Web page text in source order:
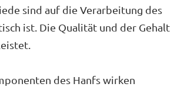
sind auf die Verarbeitung des
ist. Die Qualität und der Gehalt
des Hanfs wirken